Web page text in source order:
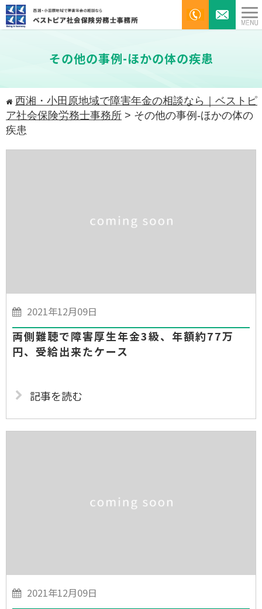
その他の事例-ほかの体の疾患
西湘・小田原地域で障害年金の相談なら｜ベストピ
ア社会保険労務士事務所 > その他の事例-ほかの体の
疾患
2021年12月09日
両側難聴で障害厚生年金3級、年額約77万
円、受給出来たケース
記事を読む
2021年12月09日